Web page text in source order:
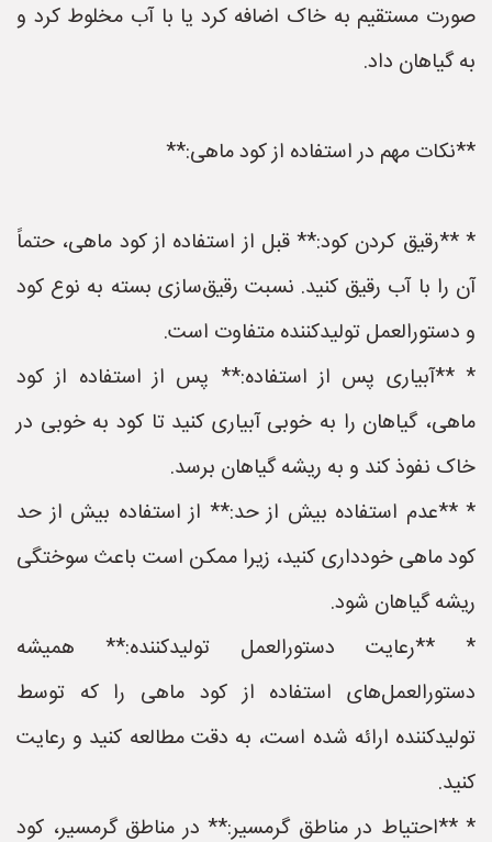
صورت مستقیم به خاک اضافه کرد یا با آب مخلوط کرد و
به گیاهان داد.
**نکات مهم در استفاده از کود ماهی:**
* **رقیق کردن کود:** قبل از استفاده از کود ماهی، حتماً
آن را با آب رقیق کنید. نسبت رقیق‌سازی بسته به نوع کود
و دستورالعمل تولیدکننده متفاوت است.
* **آبیاری پس از استفاده:** پس از استفاده از کود
ماهی، گیاهان را به خوبی آبیاری کنید تا کود به خوبی در
خاک نفوذ کند و به ریشه گیاهان برسد.
* **عدم استفاده بیش از حد:** از استفاده بیش از حد
کود ماهی خودداری کنید، زیرا ممکن است باعث سوختگی
ریشه گیاهان شود.
* **رعایت دستورالعمل تولیدکننده:** همیشه
دستورالعمل‌های استفاده از کود ماهی را که توسط
تولیدکننده ارائه شده است، به دقت مطالعه کنید و رعایت
کنید.
* **احتیاط در مناطق گرمسیر:** در مناطق گرمسیر، کود